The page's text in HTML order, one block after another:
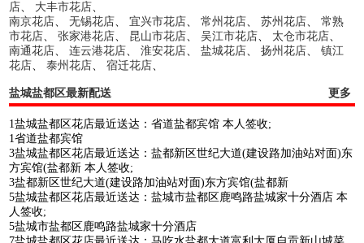
店、 大丰市花店、
南京花店、无锡花店、宜兴市花店、常州花店、苏州花店、常熟
市花店、张家港花店、 昆山市花店、吴江市花店、 太仓市花店、
南通花店、连云港花店、淮安花店、盐城花店、扬州花店、镇江
花店、泰州花店、宿迁花店、
盐城盐都区最新配送 更多
1盐城盐都区花店最近送达：省道盐都宾馆 本人签收;
1省道盐都宾馆
3盐城盐都区花店最近送达：盐都新区世纪大道(建设路加油站对面)东
方宾馆(盐都新 本人签收;
3盐都新区世纪大道(建设路加油站对面)东方宾馆(盐都新
5盐城盐都区花店最近送达：盐城市盐都区鹿鸣路盐城家十分酒店 本
人签收;
5盐城市盐都区鹿鸣路盐城家十分酒店